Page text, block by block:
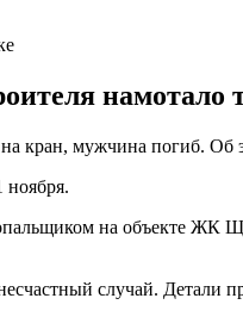
кран, мужчина погиб. Об
ноября.
на объекте
случай. Детали